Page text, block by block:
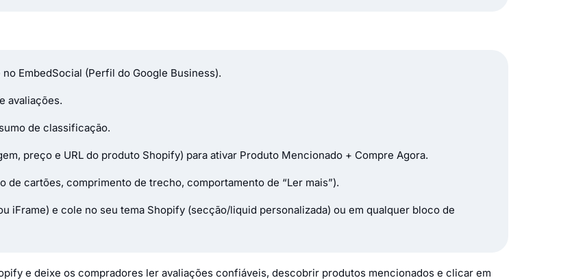
EmbedSocial (Perfil do Google Business).
avaliações.
de classificação.
preço e URL do produto Shopify) para ativar Produto Mencionado + Compre Agora.
de cartões, comprimento de trecho, comportamento de “Ler mais”).
iFrame) e cole no seu tema Shopify (secção/liquid personalizada) ou em qualquer bloco de
e deixe os compradores ler avaliações confiáveis, descobrir produtos mencionados e clicar em